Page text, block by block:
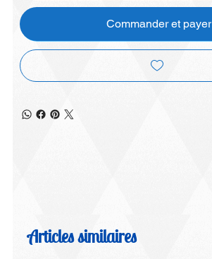
Commander et payer
Articles similaires